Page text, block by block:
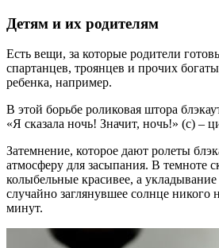
Детям и их родителям
Есть вещи, за которые родители
спартанцев, троянцев и прочих
ребенка, например.
В этой борьбе роликовая штора
«Я сказала ночь! Значит, ночь!» (с) –
Затемнение, которое дают ролеты
атмосферу для засыпания. В темноте
колыбельные красивее, а
случайно заглянувшее солнце никого
минут.